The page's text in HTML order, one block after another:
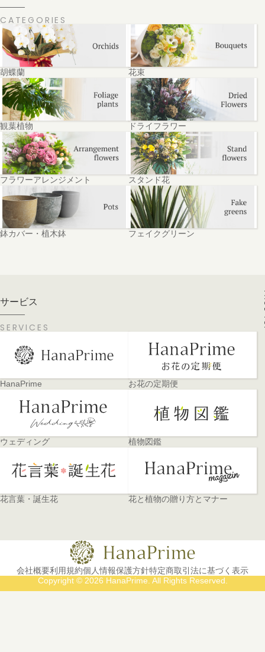
CATEGORIES
胡蝶蘭 花束
観葉植物 ドライフラワー
フラワーアレンジメント スタンド花
鉢カバー・植木鉢 フェイクグリーン
サービス
SERVICES
HanaPrime お花の定期便
ウェディング 植物図鑑
花言葉・誕生花 花と植物の贈り方とマナー
会社概要利用規約個人情報保護方針特定商取引法に基づく表示
Copyright © 2026 HanaPrime. All Rights Reserved.